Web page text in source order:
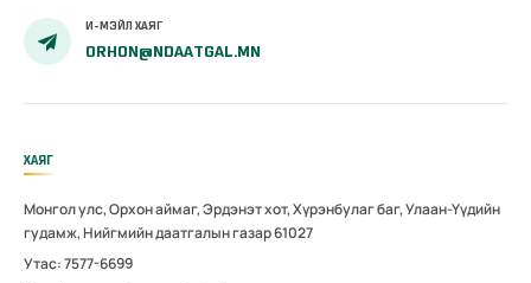
И-МЭЙЛ ХАЯГ
ORHON@NDAATGAL.MN
ХАЯГ
Монгол улс, Орхон аймаг, Эрдэнэт хот, Хүрэнбулаг баг, Улаан-Үүдийн
гудамж, Нийгмийн даатгалын газар 61027
Утас: 7577-6699